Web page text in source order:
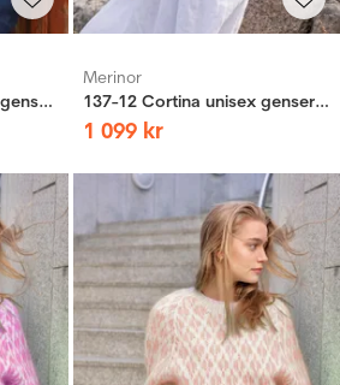
137-12b Cortina unisex genser (Stay)
Merinor
137-12 Cortina unisex genser (Stay)
1 099 kr